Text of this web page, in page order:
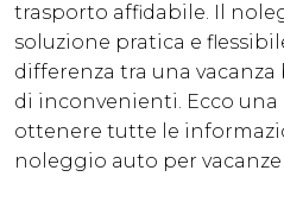
trasporto affidabile. Il
soluzione pratica e
differenza tra una
di inconvenienti. Ecco
ottenere tutte le
noleggio auto per